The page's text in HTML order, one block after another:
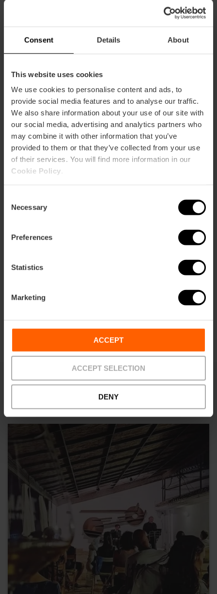
Consent Details About
This website uses cookies
We use cookies to personalise content and ads, to
provide social media features and to analyse our traffic.
We also share information about your use of our site with
our social media, advertising and analytics partners who
may combine it with other information that you’ve
provided to them or that they’ve collected from your use
of their services. You will find more information in our
Cookie Policy
Selection
Necessary
Preferences
Statistics
Marketing
ACCEPT
ACCEPT SELECTION
DENY
Avinguda de les Corts Valencianes, 59, València,
España
Sie können auch interessiert sein